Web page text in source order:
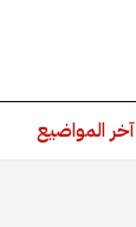
آخر المواضيع